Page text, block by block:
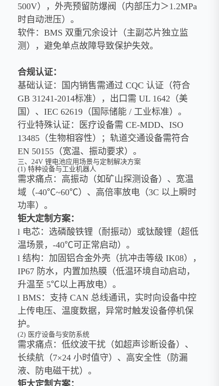
500V），外壳预留防爆阀（内部压力＞1.2MPa
时自动泄压）。
软件：BMS 双重冗余设计（主副芯片独立监
测），避免单点故障导致保护失效。
合规认证：
基础认证：国内销售需通过 CQC 认证（符合
GB 31241-2014标准），出口需 UL 1642（美
国）、IEC 62619（国际储能 / 工业标准）。
行业特殊认证：医疗设备需 CE-MDD、ISO
13485（生物相容性）；轨道交通设备需符合
EN 50155（宽温、振动要求）。
三、24V 锂电池应用场景与定制解决方案
(1) 特种设备与工业机器人
需求痛点：高振动（如矿山探测设备）、宽温
域（-40℃~60℃）、高倍率放电（3C 以上瞬时
功率）。
钜大定制方案：
l 电芯：选磷酸铁锂（耐振动）或钛酸锂（超低
温场景，-40℃可正常启动）。
l 结构：加固铝合金外壳（抗冲击等级 IK08），
IP67 防水，内置加热膜（低温环境自动启动，
升温至 5℃以上再放电）。
l BMS：支持 CAN 总线通讯，实时向设备中控
上传电压、温度数据，异常时触发设备停机保
护。
(2) 医疗设备与安防系统
需求痛点：低纹波干扰（如超声诊断设备）、
长续航（7×24 小时值守）、高安全性（防漏
液、防电磁干扰）。
钜大定制方案：